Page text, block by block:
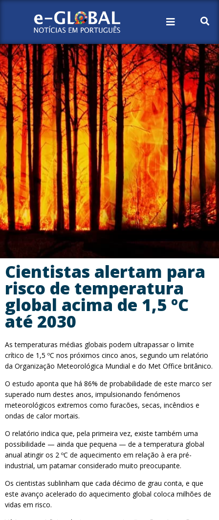
Cientistas alertam para
risco de temperatura
global acima de 1,5 ºC
até 2030
As temperaturas médias globais podem ultrapassar o limite
crítico de 1,5 ºC nos próximos cinco anos, segundo um relatório
da Organização Meteorológica Mundial e do Met Office britânico.
O estudo aponta que há 86% de probabilidade de este marco ser
superado num destes anos, impulsionando fenómenos
meteorológicos extremos como furacões, secas, incêndios e
ondas de calor mortais.
O relatório indica que, pela primeira vez, existe também uma
possibilidade — ainda que pequena — de a temperatura global
anual atingir os 2 ºC de aquecimento em relação à era pré-
industrial, um patamar considerado muito preocupante.
Os cientistas sublinham que cada décimo de grau conta, e que
este avanço acelerado do aquecimento global coloca milhões de
vidas em risco.